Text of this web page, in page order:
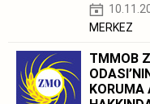
MERKEZ
TMMOB
KORUMA